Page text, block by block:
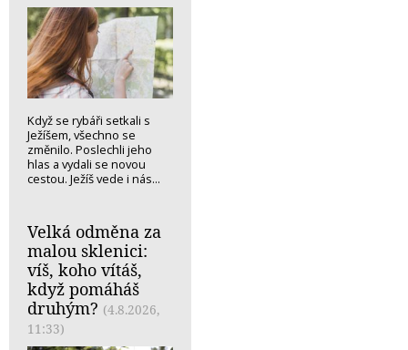
Když se rybáři setkali s
Ježíšem, všechno se
změnilo. Poslechli jeho
hlas a vydali se novou
cestou. Ježíš vede i nás...
Velká odměna za
malou sklenici:
víš, koho vítáš,
když pomáháš
druhým? (4.8.2026,
11:33)